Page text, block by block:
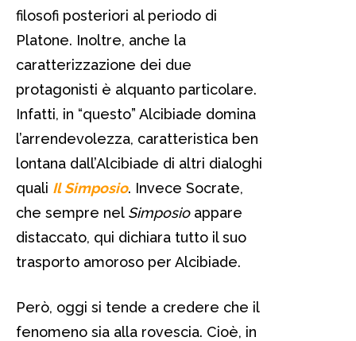
filosofi posteriori al periodo di
Platone. Inoltre, anche la
caratterizzazione dei due
protagonisti è alquanto particolare.
Infatti, in “questo” Alcibiade domina
l’arrendevolezza, caratteristica ben
lontana dall’Alcibiade di altri dialoghi
quali Il Simposio. Invece Socrate,
che sempre nel Simposioappare
distaccato, qui dichiara tutto il suo
trasporto amoroso per Alcibiade.
Però, oggi si tende a credere che il
fenomeno sia alla rovescia. Cioè, in